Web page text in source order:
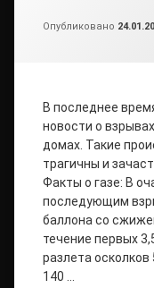
Опубликовано
В последнее
новости о
домах. Такие
трагичны и
Факты о газе: В
последующим
баллона со
течение первых
разлета
140 …